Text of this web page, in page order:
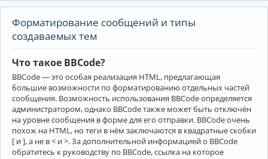
Форматирование сообщений и типы
создаваемых тем
Что такое BBCode?
BBCode — это особая реализация HTML, предлагающая
большие возможности по форматированию отдельных частей
сообщения. Возможность использования BBCode определяется
администратором, однако BBCode также может быть отключён
на уровне сообщения в форме для его отправки. BBCode очень
похож на HTML, но теги в нём заключаются в квадратные скобки
[ и ], а не в < и >. За дополнительной информацией о BBCode
обратитесь к руководству по BBCode, ссылка на которое